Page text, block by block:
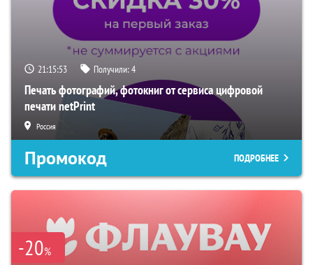
21:15:52 Получили:4
Печать фотографий, фотокниг от сервиса цифровой
печати netPrint
Россия
Промокод ПОДРОБНЕЕ
-20%